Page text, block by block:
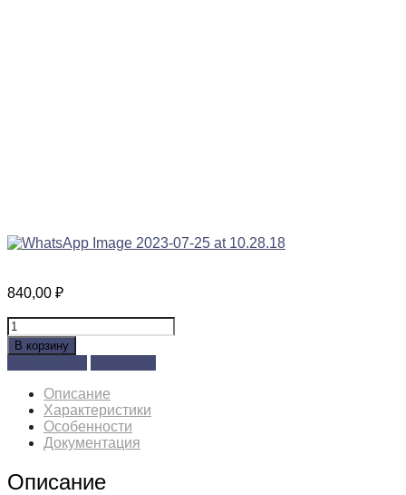
840,00 ₽
Количество
товара
30096
ТЭН
RF64
кВт.медн.
анодом
М4
В корзину
Описание
Характеристики
Особенности
Документация
Описание